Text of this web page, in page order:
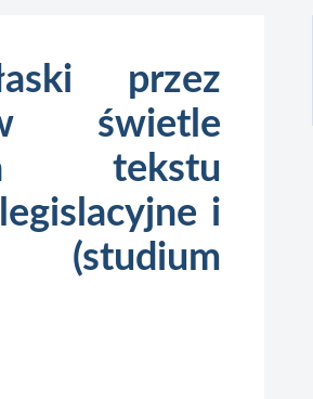
przez
świetle
tekstu
i
(studium